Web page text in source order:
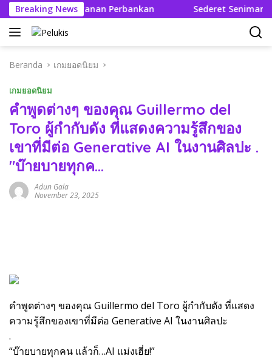
Langsung
ke
konten
Breaking News
Layanan Perbankan Sederet Seniman
Beranda เกมยอดนิยม
เกมยอดนิยม
คำพูดต่างๆ ของคุณ Guillermo del
Toro ผู้กำกับดัง ที่แสดงความรู้สึกของ
เขาที่มีต่อ Generative AI ในงานศิลปะ .
"บ๊ายบายทุกค…
Adun Gala
November 23, 2025
คำพูดต่างๆ ของคุณ Guillermo del Toro ผู้กำกับดัง ที่แสดง
ความรู้สึกของเขาที่มีต่อ Generative AI ในงานศิลปะ
.
“บ๊ายบายทุกคน แล้วก็…AI แม่งเฮี่ย!”